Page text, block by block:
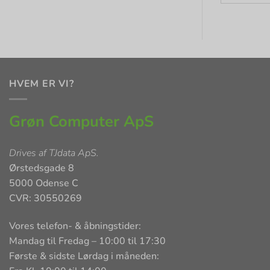
HVEM ER VI?
Grøn Computer ApS
Drives afTJdata ApS.
Ørstedsgade 8
5000 Odense C
CVR: 30550269
Vores telefon- & åbningstider:
Mandag til Fredag – 10:00 til 17:30
Første & sidste Lørdag i måneden: